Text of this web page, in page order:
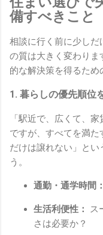
備すべきこと
相談に行く前に少しだ
の質は大きく変わり
的な解決策を得るため
1. 暮らしの優先順位
「駅近で、広くて、
ですが、すべてを満
だけは譲れない」とい
う。
通勤・通学時間：
生活利便性：
ス
さは必要か？